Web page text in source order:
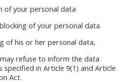
of your personal data
of your personal data
of his or her personal data,
refuse to inform the data
specified in Article 9(1) and Article
Act.